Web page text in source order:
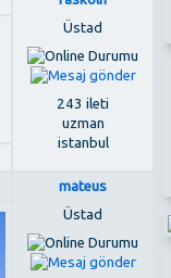
Üstad
243 ileti
uzman
istanbul
mateus
Üstad